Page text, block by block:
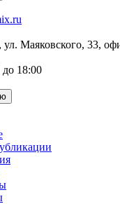
ул. Маяковского, 33,
18:00